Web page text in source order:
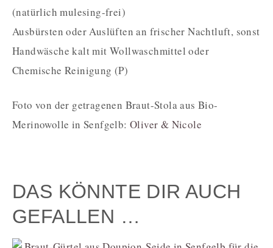
(natürlich mulesing-frei)
Ausbürsten oder Auslüften an frischer Nachtluft, sonst
Handwäsche kalt mit Wollwaschmittel oder
Chemische Reinigung (P)
Foto von der getragenen Braut-Stola aus Bio-
Merinowolle in Senfgelb: Oliver & Nicole
DAS KÖNNTE DIR AUCH
GEFALLEN …